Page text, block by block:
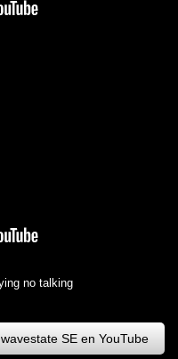
no talking
SE en YouTube